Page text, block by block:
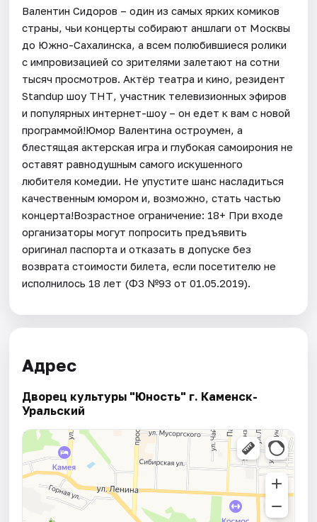
Валентин Сидоров – один из самых ярких комиков
страны, чьи концерты собирают аншлаги от Москвы
до Южно-Сахалинска, а всем полюбившиеся ролики
с импровизацией со зрителями залетают на сотни
тысяч просмотров. Актёр театра и кино, резидент
Standup шоу ТНТ, участник телевизионных эфиров
и популярных интернет-шоу – он едет к вам с новой
программой!Юмор Валентина остроумен, а
блестящая актерская игра и глубокая самоирония не
оставят равнодушным самого искушенного
любителя комедии. Не упустите шанс насладиться
качественным юмором и, возможно, стать частью
концерта!Возрастное ограничение: 18+ При входе
организаторы могут попросить предъявить
оригинал паспорта и отказать в допуске без
возврата стоимости билета, если посетителю не
исполнилось 18 лет (ФЗ №93 от 01.05.2019).
Адрес
Дворец культуры "Юность" г. Каменск-
Уральский